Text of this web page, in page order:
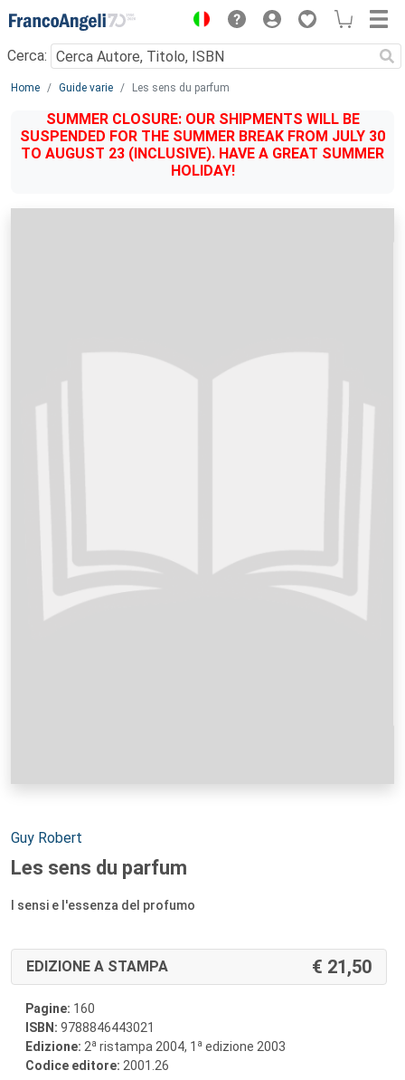
Menu
Cerca:
Main content
Home Guide varie Les sens du parfum
SUMMER CLOSURE: OUR SHIPMENTS WILL BE
SUSPENDED FOR THE SUMMER BREAK FROM JULY 30
TO AUGUST 23 (INCLUSIVE). HAVE A GREAT SUMMER
HOLIDAY!
Autori:
Guy Robert
Les sens du parfum
I sensi e l'essenza del profumo
EDIZIONE A STAMPA 21,50
Pagine: 160
ISBN: 9788846443021
Edizione: 2a ristampa 2004, 1 a edizione 2003
Codice editore: 2001.26